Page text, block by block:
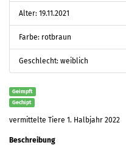
Alter: 19.11.2021
Farbe: rotbraun
Geschlecht: weiblich
Geimpft
Gechipt
vermittelte Tiere 1. Halbjahr 2022
Beschreibung